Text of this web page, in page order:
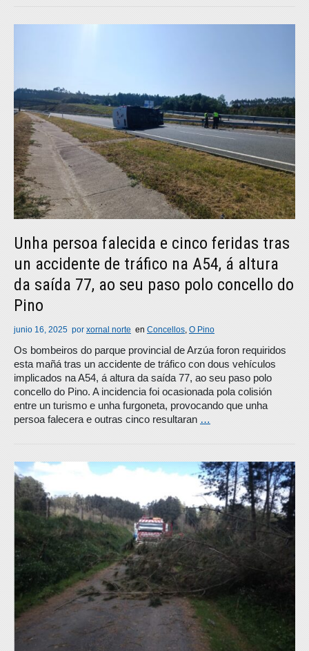
Unha persoa falecida e cinco feridas tras
un accidente de tráfico na A54, á altura
da saída 77, ao seu paso polo concello do
Pino
junio 16, 2025 por xornal norte en Concellos, O Pino
Os bombeiros do parque provincial de Arzúa foron requiridos
esta mañá tras un accidente de tráfico con dous vehículos
implicados na A54, á altura da saída 77, ao seu paso polo
concello do Pino. A incidencia foi ocasionada pola colisión
entre un turismo e unha furgoneta, provocando que unha
persoa falecera e outras cinco resultaran …